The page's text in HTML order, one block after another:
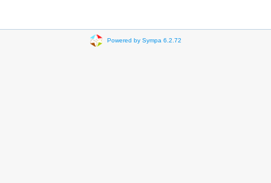
Powered by Sympa 6.2.72